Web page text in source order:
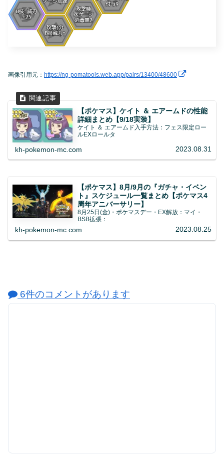
画像引用元 ： https://ng-pomatools.web.app/pairs/13400/48600
【ポケマス】ケイト ＆ エアームドの性能
詳細まとめ【9/18実装】
ケイト ＆ エアームド入手方法：フェス限定ロー
ルEXロールタ
kh-pokemon-mc.com 2023.08.31
【ポケマス】8月/9月の『ガチャ・イベン
ト』スケジュール一覧まとめ【ポケマス4
周年アニバーサリー】
8月25日(金)・ポケマスデー・EX解放：マイ・
BSB拡張：
kh-pokemon-mc.com 2023.08.25
6件のコメントがあります